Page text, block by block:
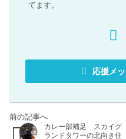
てます。
応援メ
カレー部補足 スカイグ
ランドタワーの北向き住